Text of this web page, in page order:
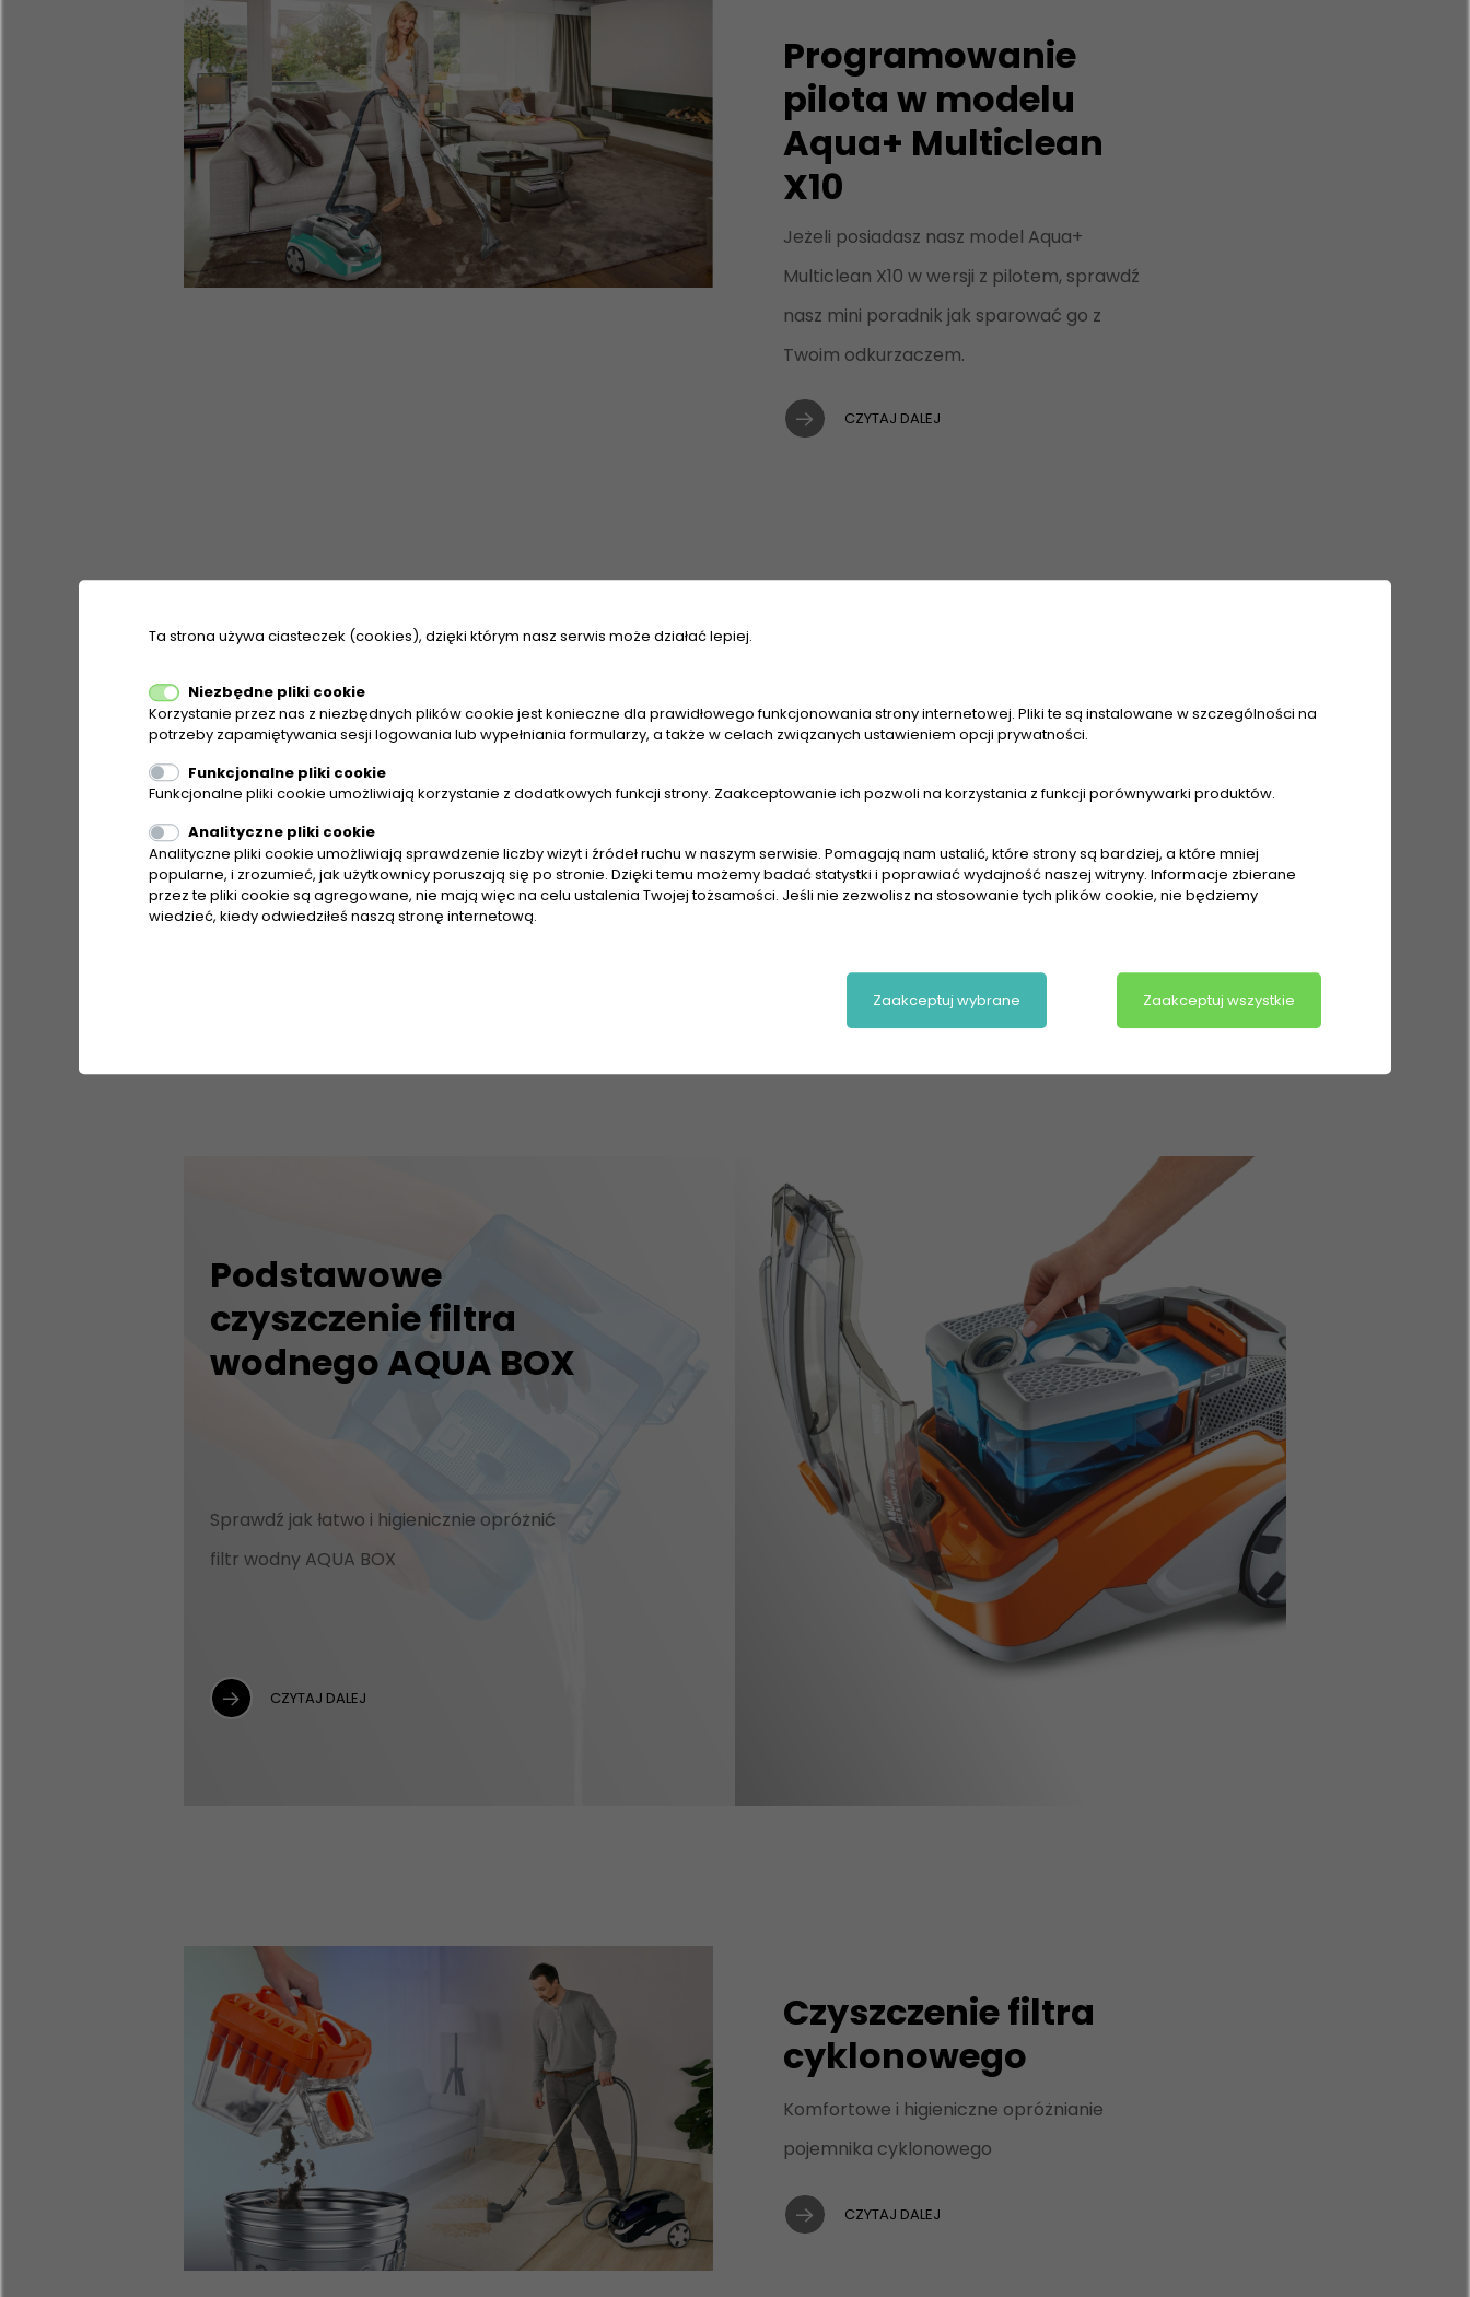
Programowanie
pilota w modelu
Aqua+ Multiclean
X10
Jeżeli posiadasz nasz model Aqua+
Multiclean X10 w wersji z pilotem, sprawdź
nasz mini poradnik jak sparować go z
Twoim odkurzaczem.
CZYTAJ DALEJ
przygotowanie
piorącego THOMAS
Rozpakowanie i przygotowanie
odkurzacza piorącego THOMAS
Podstawowe
czyszczenie filtra
wodnego AQUA BOX
Sprawdź jak łatwo i higienicznie opróżnić
filtr wodny AQUA BOX
CZYTAJ DALEJ
Czyszczenie filtra
cyklonowego
Komfortowe i higieniczne opróżnianie
pojemnika cyklonowego
CZYTAJ DALEJ
Ta strona używa ciasteczek (cookies), dzięki którym nasz serwis może działać lepiej.
Niezbędne pliki cookie
Korzystanie przez nas z niezbędnych plików cookie jest konieczne dla prawidłowego funkcjonowania strony internetowej. Pliki te są instalowane w szczególności na
potrzeby zapamiętywania sesji logowania lub wypełniania formularzy, a także w celach związanych ustawieniem opcji prywatności.
Funkcjonalne pliki cookie
Funkcjonalne pliki cookie umożliwiają korzystanie z dodatkowych funkcji strony. Zaakceptowanie ich pozwoli na korzystania z funkcji porównywarki produktów.
Analityczne pliki cookie
Analityczne pliki cookie umożliwiają sprawdzenie liczby wizyt i źródeł ruchu w naszym serwisie. Pomagają nam ustalić, które strony są bardziej, a które mniej
popularne, i zrozumieć, jak użytkownicy poruszają się po stronie. Dzięki temu możemy badać statystki i poprawiać wydajność naszej witryny. Informacje zbierane
przez te pliki cookie są agregowane, nie mają więc na celu ustalenia Twojej tożsamości. Jeśli nie zezwolisz na stosowanie tych plików cookie, nie będziemy
wiedzieć, kiedy odwiedziłeś naszą stronę internetową.
Zaakceptuj wybrane Zaakceptuj wszystkie